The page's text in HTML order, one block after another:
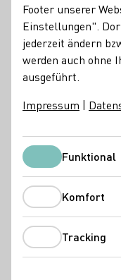
Generation Riesling
Services
Unterkunftsarten
Besondere Angebote
Gruppenbesuche
Kontakt
Weingut Becker
55288 Spiesheim
Footer unserer
Einstellungen".
jederzeit ändern
werden auch ohne
ausgeführt.
Impressum |
Funktional
Komfort
Tracking